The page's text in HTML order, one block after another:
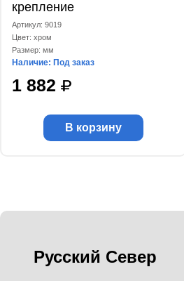
крепление
Артикул: 9019
Цвет: хром
Размер: мм
Наличие: Под заказ
1 882
В корзину
Русский Север